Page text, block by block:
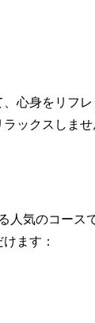
心身をリフ
ックスしませ
人気のコース
ます：